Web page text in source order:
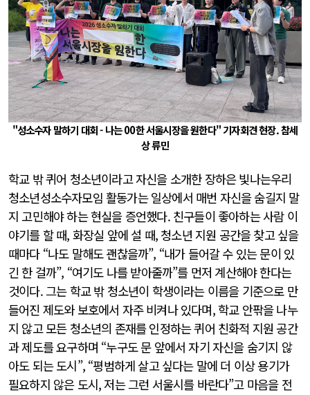
"성소수자 말하기 대회 - 나는 00한 서울시장을 원한다" 기자회견 현장. 참세
상 류민
학교 밖 퀴어 청소년이라고 자신을 소개한 장하은 빛나는우리
청소년성소수자모임 활동가는 일상에서 매번 자신을 숨길지 말
지 고민해야 하는 현실을 증언했다. 친구들이 좋아하는 사람 이
야기를 할 때, 화장실 앞에 설 때, 청소년 지원 공간을 찾고 싶을
때마다 “나도 말해도 괜찮을까”, “내가 들어갈 수 있는 문이 있
긴 한 걸까”, “여기도 나를 받아줄까”를 먼저 계산해야 한다는
것이다. 그는 학교 밖 청소년이 학생이라는 이름을 기준으로 만
들어진 제도와 보호에서 자주 비켜나 있다며, 학교 안팎을 나누
지 않고 모든 청소년의 존재를 인정하는 퀴어 친화적 지원 공간
과 제도를 요구하며 “누구도 문 앞에서 자기 자신을 숨기지 않
아도 되는 도시”, “평범하게 살고 싶다는 말에 더 이상 용기가
필요하지 않은 도시, 저는 그런 서울시를 바란다”고 마음을 전